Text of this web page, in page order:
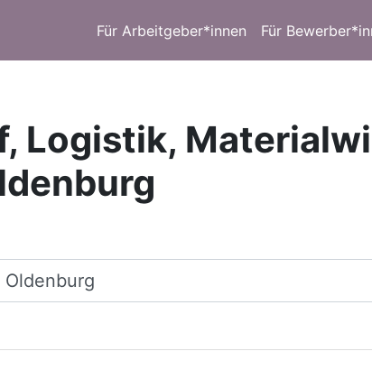
Für Arbeitgeber*innen Für
Logistik,
Ort, Stadt